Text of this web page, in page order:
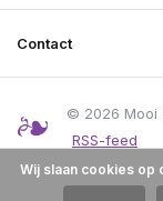
Contact
© 2026 Mooi
RSS-feed
Wij slaan cookies op